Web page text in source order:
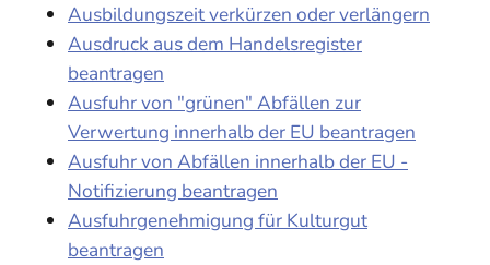
Ausbildungszeit verkürzen oder verlängern
Ausdruck aus dem Handelsregister
beantragen
Ausfuhr von "grünen" Abfällen zur
Verwertung innerhalb der EU beantragen
Ausfuhr von Abfällen innerhalb der EU -
Notifizierung beantragen
Ausfuhrgenehmigung für Kulturgut
beantragen